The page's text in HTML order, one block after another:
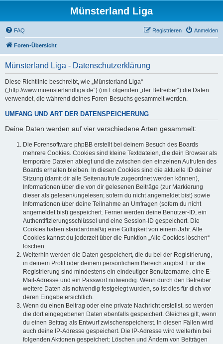
Münsterland Liga
FAQ Anmelden
Registrieren
Foren-Übersicht
Münsterland Liga - Datenschutzerklärung
Diese Richtlinie beschreibt, wie „Münsterland Liga“
(„http://www.muensterlandliga.de“) (im Folgenden „der Betreiber“) die Daten
verwendet, die während deines Foren-Besuchs gesammelt werden.
UMFANG UND ART DER DATENSPEICHERUNG
Deine Daten werden auf vier verschiedene Arten gesammelt:
Die Forensoftware phpBB erstellt bei deinem Besuch des Boards
mehrere Cookies. Cookies sind kleine Textdateien, die dein Browser als
temporäre Dateien ablegt und die zwischen den einzelnen Aufrufen des
Boards erhalten bleiben. In diesen Cookies sind die aktuelle ID deiner
Sitzung (damit dir alle Seitenaufrufe zugeordnet werden können),
Informationen über die von dir gelesenen Beiträge (zur Markierung
dieser als gelesen/ungelesen; sofern du nicht angemeldet bist) sowie
Informationen über deine Teilnahme an Umfragen (sofern du nicht
angemeldet bist) gespeichert. Ferner werden deine Benutzer-ID, ein
Authentifizierungsschlüssel und eine Session-ID gespeichert. Die
Cookies haben standardmäßig eine Gültigkeit von einem Jahr. Alle
Cookies kannst du jederzeit über die Funktion „Alle Cookies löschen“
löschen.
Weiterhin werden die Daten gespeichert, die du bei der Registrierung,
in deinem Profil oder deinem persönlichem Bereich angibst. Für die
Registrierung sind mindestens ein eindeutiger Benutzername, eine E-
Mail-Adresse und ein Passwort notwendig. Wenn durch den Betreiber
weitere Daten als notwendig festgelegt wurden, so ist dies für dich vor
deren Eingabe ersichtlich.
Wenn du einen Beitrag oder eine private Nachricht erstellst, so werden
die dort eingegebenen Daten ebenfalls gespeichert. Gleiches gilt, wenn
du einen Beitrag als Entwurf zwischenspeicherst. In diesen Fällen wird
auch deine IP-Adresse gespeichert. Die IP-Adresse wird weiterhin bei
folgenden Aktionen gespeichert: Löschen und Ändern von Beiträgen